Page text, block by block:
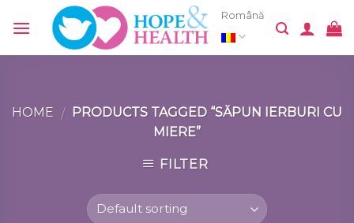
Română
HOME / PRODUCTS TAGGED “SĂPUN IERBURI CU
MIERE”
FILTER